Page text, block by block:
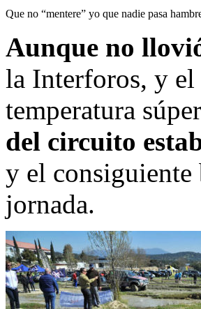
Que no “mentere” yo que nadie pasa
Aunque no
la Interforos, y el
temperatura
del circuito
y el consiguiente
jornada.